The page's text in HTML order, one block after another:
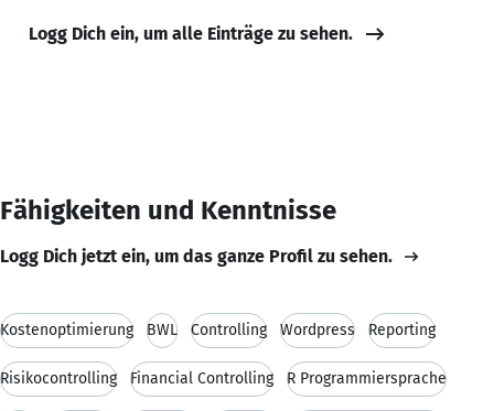
Logg Dich ein, um alle Einträge zu sehen.
Fähigkeiten und Kenntnisse
Logg Dich jetzt ein, um das ganze Profil zu sehen.
Kostenoptimierung BWL Controlling Wordpress Reporting
Risikocontrolling Financial Controlling R Programmiersprache